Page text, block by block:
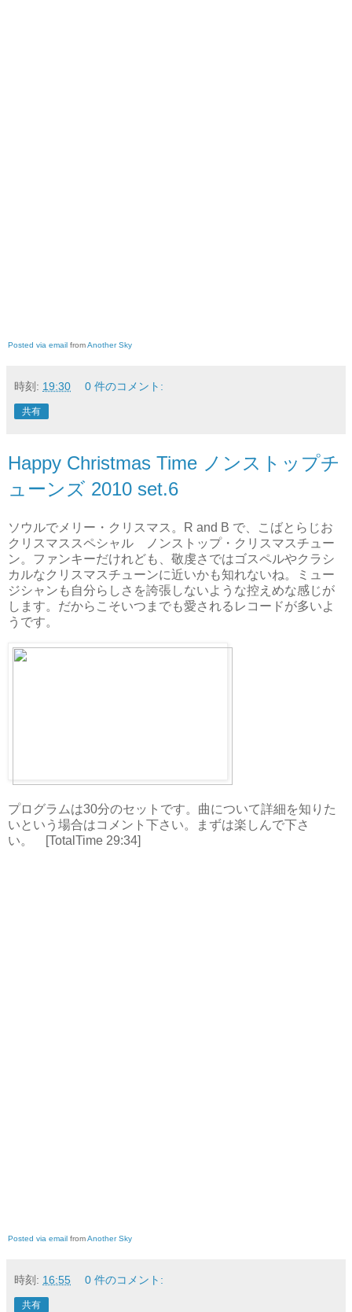
Posted via email fromAnother Sky
時刻: 19:30 0 件のコメント:
共有
Happy Christmas Time ノンストップチ
ューンズ 2010 set.6
ソウルでメリー・クリスマス。R and B で、こばとらじお
クリスマススペシャル ノンストップ・クリスマスチュー
ン。ファンキーだけれども、敬虔さではゴスペルやクラシ
カルなクリスマスチューンに近いかも知れないね。ミュー
ジシャンも自分らしさを誇張しないような控えめな感じが
します。だからこそいつまでも愛されるレコードが多いよ
うです。
プログラムは30分のセットです。曲について詳細を知りた
いという場合はコメント下さい。まずは楽しんで下さ
い。 [TotalTime 29:34]
Posted via email fromAnother Sky
時刻: 16:55 0 件のコメント:
共有